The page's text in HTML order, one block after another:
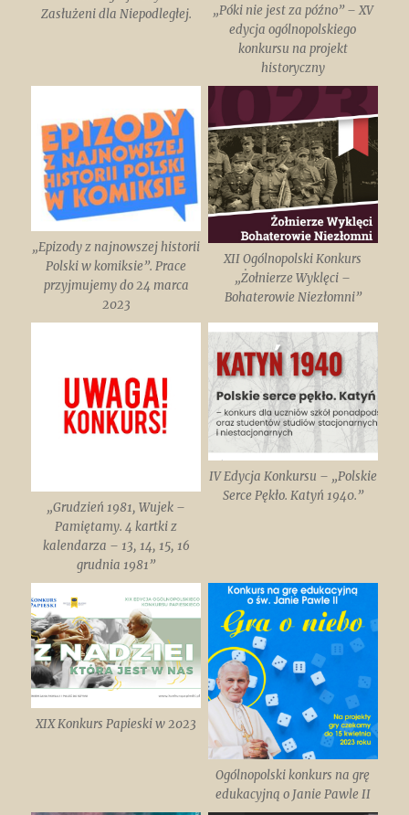
Zasłużeni dla Niepodległej.
„Póki nie jest za późno” – XV
edycja ogólnopolskiego
konkursu na projekt
historyczny
„Epizody z najnowszej historii
Polski w komiksie”. Prace
przyjmujemy do 24 marca
2023
XII Ogólnopolski Konkurs
„Żołnierze Wyklęci –
Bohaterowie Niezłomni”
„Grudzień 1981, Wujek –
Pamiętamy. 4 kartki z
kalendarza – 13, 14, 15, 16
grudnia 1981”
IV Edycja Konkursu – „Polskie
Serce Pękło. Katyń 1940.”
XIX Konkurs Papieski w 2023
Ogólnopolski konkurs na grę
edukacyjną o Janie Pawle II